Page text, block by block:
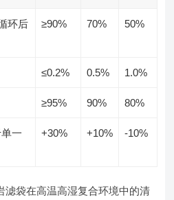
环后
≥90% 70% 50%
≤0.2% 0.5% 1.0%
≥95% 90% 80%
一
+30% +10% -10%
滤袋在高温高湿复合环境中的清